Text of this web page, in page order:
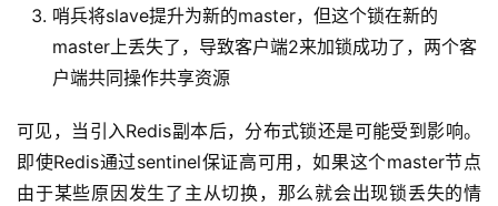
哨兵将slave提升为新的master，但这个锁在新的
master上丢失了，导致客户端2来加锁成功了，两个客
户端共同操作共享资源
可见，当引入Redis副本后，分布式锁还是可能受到影响。
即使Redis通过sentinel保证高可用，如果这个master节点
由于某些原因发生了主从切换，那么就会出现锁丢失的情